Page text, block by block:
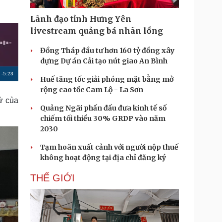
Doanh nghiệp 24h
Doanh nhân
Vì cộng đồng
Tin Công nghệ
Trải nghiệm
Chuyển đổi số
vấn
Săn Tour
Podcast
Câu chuyện thời sự
Đọc truyện đêm khuya
Cửa sổ tình yêu
Hạt giống tâm hồn
R
T
-5:23
của
Lãnh đạo tỉnh Hưng Yên
livestream quảng bá nhãn lồng
Đồng Tháp đầu tư hơn 160 tỷ đồng xây
dựng Dự án Cải tạo nút giao An Bình
Huế tăng tốc giải phóng mặt bằng mở
rộng cao tốc Cam Lộ - La Sơn
Quảng Ngãi phấn đấu đưa kinh tế số
chiếm tối thiểu 30% GRDP vào năm
2030
Tạm hoãn xuất cảnh với người nộp thuế
không hoạt động tại địa chỉ đăng ký
THẾ GIỚI